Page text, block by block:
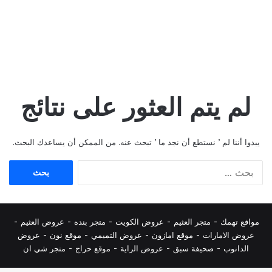
لم يتم العثور على نتائج
يبدوا أننا لم ’ نستطع أن نجد ما ’ تبحث عنه. من الممكن أن يساعدك البحث.
مواقع تهمك - متجر العثيم - عروض الكويت - متجر بنده - عروض العثيم -
عروض الامارات - موقع امازون - عروض التميمي - موقع نون - عروض
الدانوب - صحيفة سبق - عروض الراية - موقع حراج - متجر شي ان